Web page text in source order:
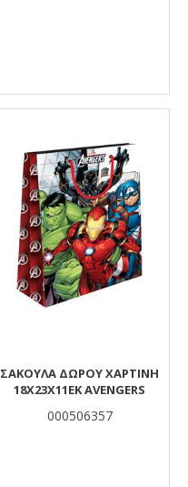
ΣΑΚΟΥΛΑ ΔΩΡΟΥ ΧΑΡΤΙΝΗ
18Χ23Χ11ΕΚ AVENGERS
000506357